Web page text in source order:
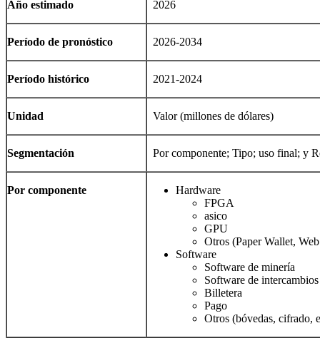
Año estimado 2026
Período de pronóstico 2026-2034
Período histórico 2021-2024
Unidad Valor (millones de dólares)
Segmentación Por componente; Tipo; uso final; y
Por componente
Hardware
FPGA
asico
GPU
Otros (Paper Wallet,
Software
Software de minería
Software de intercambios
Billetera
Pago
Otros (bóvedas, cifrado,